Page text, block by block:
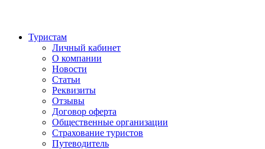
Туристам
Личный кабинет
О компании
Новости
Статьи
Реквизиты
Отзывы
Договор оферта
Общественные организации
Страхование туристов
Путеводитель